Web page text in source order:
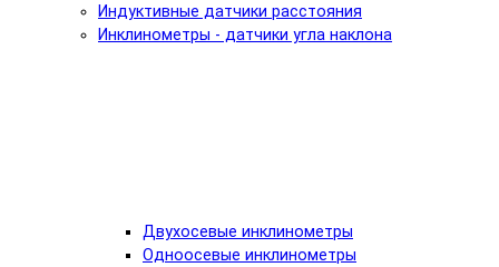
Индуктивные датчики расстояния
Инклинометры - датчики угла наклона
Двухосевые инклинометры
Одноосевые инклинометры